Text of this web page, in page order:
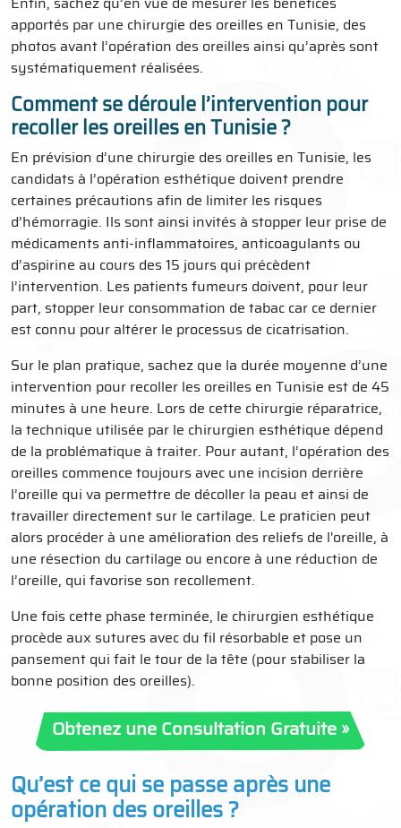
apportés par une chirurgie des oreilles en Tunisie, des
photos avant l’opération des oreilles ainsi qu’après sont
systématiquement réalisées.
Comment se déroule l’intervention pour
recoller les oreilles en Tunisie ?
En prévision d’une chirurgie des oreilles en Tunisie, les
candidats à l’opération esthétique doivent prendre
certaines précautions afin de limiter les risques
d’hémorragie. Ils sont ainsi invités à stopper leur prise de
médicaments anti-inflammatoires, anticoagulants ou
d’aspirine au cours des 15 jours qui précèdent
l’intervention. Les patients fumeurs doivent, pour leur
part, stopper leur consommation de tabac car ce dernier
est connu pour altérer le processus de cicatrisation.
Sur le plan pratique, sachez que la durée moyenne d’une
intervention pour recoller les oreilles en Tunisie est de 45
minutes à une heure. Lors de cette chirurgie réparatrice,
la technique utilisée par le chirurgien esthétique dépend
de la problématique à traiter. Pour autant, l’opération des
oreilles commence toujours avec une incision derrière
l’oreille qui va permettre de décoller la peau et ainsi de
travailler directement sur le cartilage. Le praticien peut
alors procéder à une amélioration des reliefs de l'oreille, à
une résection du cartilage ou encore à une réduction de
l’oreille, qui favorise son recollement.
Une fois cette phase terminée, le chirurgien esthétique
procède aux sutures avec du fil résorbable et pose un
pansement qui fait le tour de la tête (pour stabiliser la
bonne position des oreilles).
Obtenez une Consultation Gratuite »
Qu’est ce qui se passe après une
opération des oreilles ?